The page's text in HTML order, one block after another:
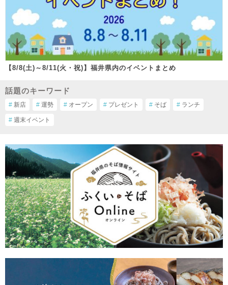
【8/8(土)～8/11(火・祝)】福井県内のイベントまとめ
話題のキーワード
# 新店 # 運勢 # オープン # プレゼント # そば # ランチ
# 週末イベント